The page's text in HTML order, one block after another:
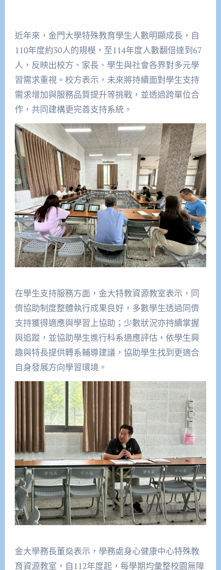
近年來，金門大學特殊教育學生人數明顯成長，自
110年度約30人的規模，至114年度人數翻倍達到67
人，反映出校方、家長、學生與社會各界對多元學
習需求重視。校方表示，未來將持續面對學生支持
需求增加與服務品質提升等挑戰，並透過跨單位合
作，共同建構更完善支持系統。
在學生支持服務方面，金大特教資源教室表示，同
儕協助制度整體執行成果良好，多數學生透過同儕
支持獲得適應與學習上協助；少數狀況亦持續掌握
與追蹤，並協助學生進行科系適應評估，依學生興
趣與特長提供轉系輔導建議，協助學生找到更適合
自身發展方向學習環境。
金大學務長董燊表示，學務處身心健康中心特殊教
育資源教室，自112年度起，每學期均彙整校園無障